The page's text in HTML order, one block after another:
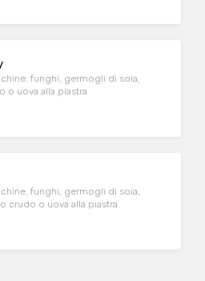
funghi, germogli di soia,
o uova alla piastra
funghi, germogli di soia,
crudo o uova alla piastra